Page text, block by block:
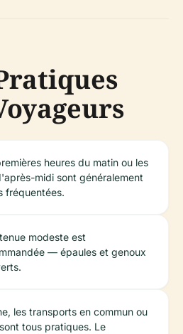
heures du matin ou les
midi sont généralement
fréquentées.
modeste est
— épaules et genoux
les transports en commun ou
tous pratiques. Le